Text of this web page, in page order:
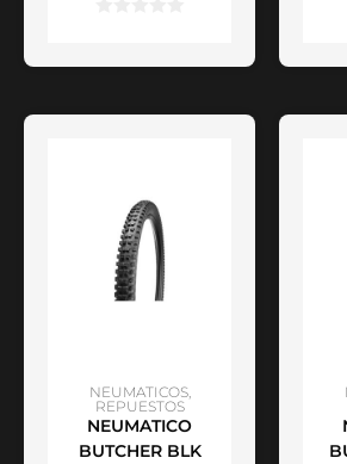
AÑADIR AL CARRITO
NEUMATICOS,
REPUESTOS
NEUMATICO
BUTCHER BLK